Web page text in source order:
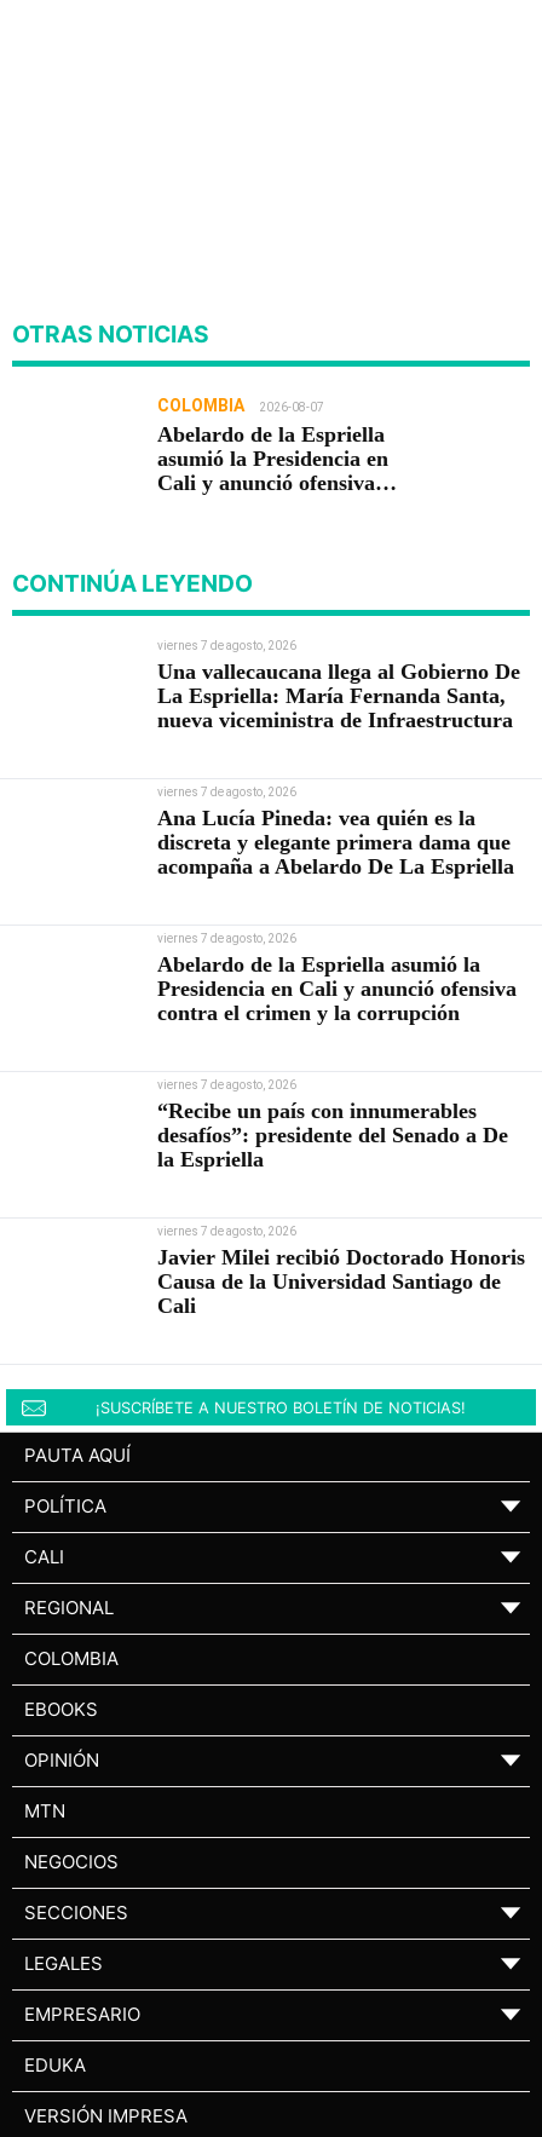
OTRAS NOTICIAS
COLOMBIA 2026-08-07
Abelardo de la Espriella
asumió la Presidencia en
Cali y anunció ofensiva
CONTINÚA LEYENDO
viernes 7 de agosto, 2026
Una vallecaucana llega al Gobierno De
La Espriella: María Fernanda Santa,
nueva viceministra de Infraestructura
viernes 7 de agosto, 2026
Ana Lucía Pineda: vea quién es la
discreta y elegante primera dama que
acompaña a Abelardo De La Espriella
viernes 7 de agosto, 2026
Abelardo de la Espriella asumió la
Presidencia en Cali y anunció ofensiva
contra el crimen y la corrupción
viernes 7 de agosto, 2026
“Recibe un país con innumerables
desafíos”: presidente del Senado a De
la Espriella
viernes 7 de agosto, 2026
Javier Milei recibió Doctorado Honoris
Causa de la Universidad Santiago de
Cali
¡SUSCRÍBETE A NUESTRO BOLETÍN DE NOTICIAS!
PAUTA AQUÍ
POLÍTICA ▼
CALI ▼
REGIONAL ▼
COLOMBIA
EBOOKS
OPINIÓN ▼
MTN
NEGOCIOS
SECCIONES ▼
LEGALES ▼
EMPRESARIO ▼
EDUKA
VERSIÓN IMPRESA